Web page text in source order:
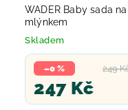
WADER Baby sada
mlýnkem
Skladem
249
–0 %
247 Kč